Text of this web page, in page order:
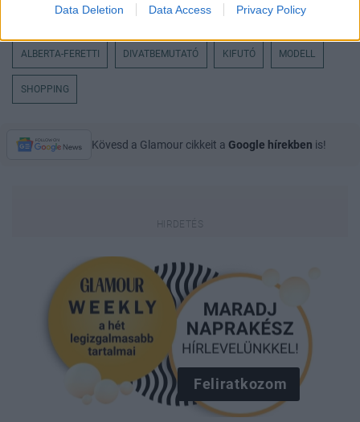
Data Deletion Data Access Privacy Policy
ALBERTA-FERETTI DIVATBEMUTATÓ KIFUTÓ MODELL
SHOPPING
Kövesd a Glamour cikkeit a Google hírekben is!
Feliratkozom